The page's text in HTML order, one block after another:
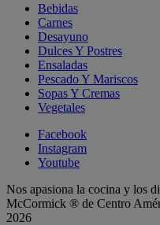
Bebidas
Carnes
Desayuno
Dulces Y Postres
Ensaladas
Pescado Y Mariscos
Sopas Y Cremas
Vegetales
Facebook
Instagram
Youtube
Nos apasiona la cocina y los
McCormick ® de Centro
2026